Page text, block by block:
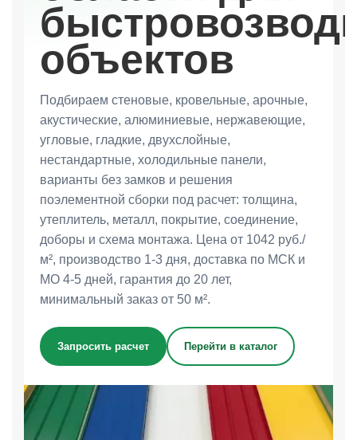
объектов
Подбираем стеновые, кровельные, арочные,
акустические, алюминиевые, нержавеющие,
угловые, гладкие, двухслойные,
нестандартные, холодильные панели,
варианты без замков и решения
поэлементной сборки под расчет: толщина,
утеплитель, металл, покрытие, соединение,
доборы и схема монтажа. Цена от 1042 руб./
м², производство 1-3 дня, доставка по МСК и
МО 4-5 дней, гарантия до 20 лет,
минимальный заказ от 50 м².
Запросить расчет Перейти в каталог